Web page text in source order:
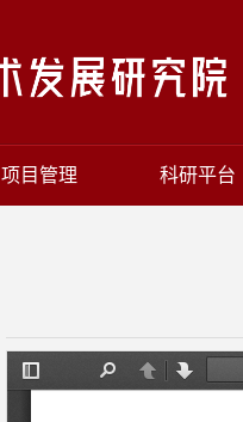
项目管理 科研平台